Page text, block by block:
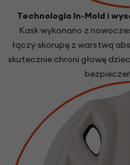
Technologia In-Mold i
Kask wykonano z
łączy skorupę z warstwą
skutecznie chroni głowę